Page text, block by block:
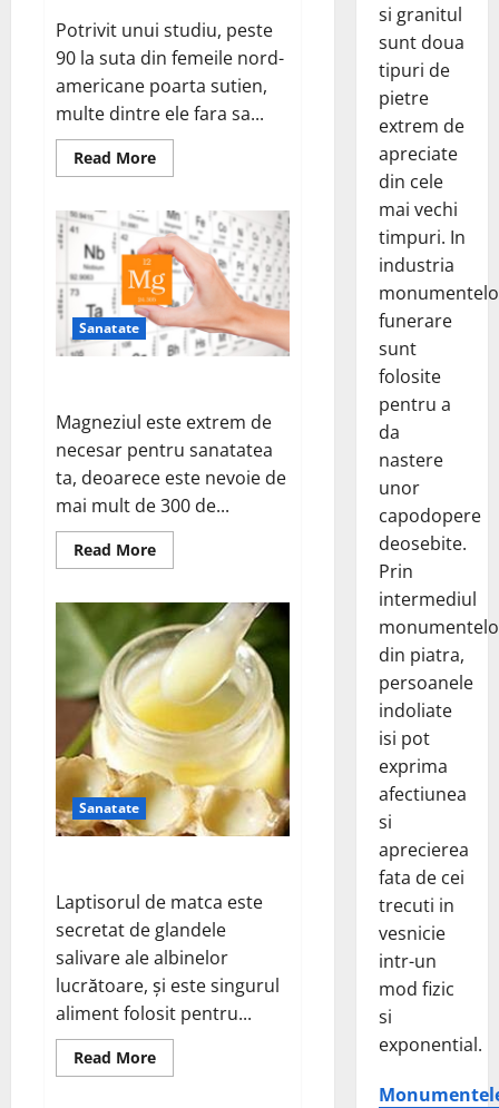
Potrivit unui studiu, peste
90 la suta din femeile nord-
americane poarta sutien,
multe dintre ele fara sa...
Read MoreRead
more
un
pericol
pentru
sanatate?
Sanatate
Magneziul este extrem de
necesar pentru sanatatea
ta, deoarece este nevoie de
mai mult de 300 de...
Read MoreRead
more
ce
este
important
magneziul
Sanatate
Laptisorul de matca este
secretat de glandele
salivare ale albinelor
lucrătoare, și este singurul
aliment folosit pentru...
Read MoreRead
more
si granitul
sunt doua
tipuri de
pietre
extrem de
apreciate
din cele
mai vechi
timpuri. In
industria
funerare
sunt
folosite
pentru a
da
nastere
unor
capodopere
deosebite.
Prin
intermediul
din piatra,
persoanele
indoliate
isi pot
exprima
afectiunea
si
aprecierea
fata de cei
trecuti in
vesnicie
intr-un
mod fizic
si
exponential.